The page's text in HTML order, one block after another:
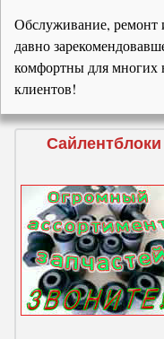
Обслуживание, ремонт
давно
комфортны для многих
клиентов!